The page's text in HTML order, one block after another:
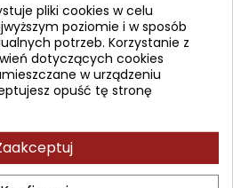
aby otrzymać powiadomienie o
ZAPISZ
pliki cookies w celu
poziomie i w sposób
potrzeb. Korzystanie z
dotyczących cookies
w urządzeniu
opuść tę stronę